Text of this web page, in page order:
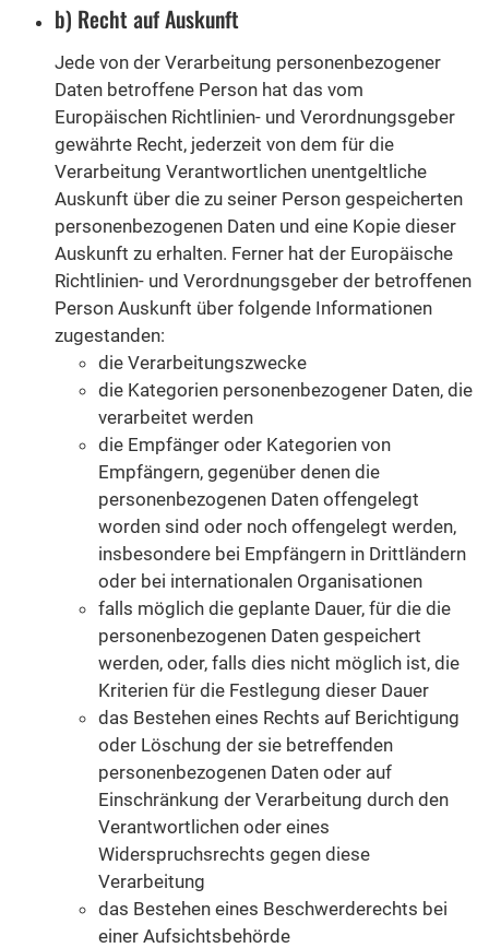
b) Recht auf Auskunft
Jede von der Verarbeitung personenbezogener
Daten betroffene Person hat das vom
Europäischen Richtlinien- und Verordnungsgeber
gewährte Recht, jederzeit von dem für die
Verarbeitung Verantwortlichen unentgeltliche
Auskunft über die zu seiner Person gespeicherten
personenbezogenen Daten und eine Kopie dieser
Auskunft zu erhalten. Ferner hat der Europäische
Richtlinien- und Verordnungsgeber der betroffenen
Person Auskunft über folgende Informationen
zugestanden:
die Verarbeitungszwecke
die Kategorien personenbezogener Daten, die
verarbeitet werden
die Empfänger oder Kategorien von
Empfängern, gegenüber denen die
personenbezogenen Daten offengelegt
worden sind oder noch offengelegt werden,
insbesondere bei Empfängern in Drittländern
oder bei internationalen Organisationen
falls möglich die geplante Dauer, für die die
personenbezogenen Daten gespeichert
werden, oder, falls dies nicht möglich ist, die
Kriterien für die Festlegung dieser Dauer
das Bestehen eines Rechts auf Berichtigung
oder Löschung der sie betreffenden
personenbezogenen Daten oder auf
Einschränkung der Verarbeitung durch den
Verantwortlichen oder eines
Widerspruchsrechts gegen diese
Verarbeitung
das Bestehen eines Beschwerderechts bei
einer Aufsichtsbehörde